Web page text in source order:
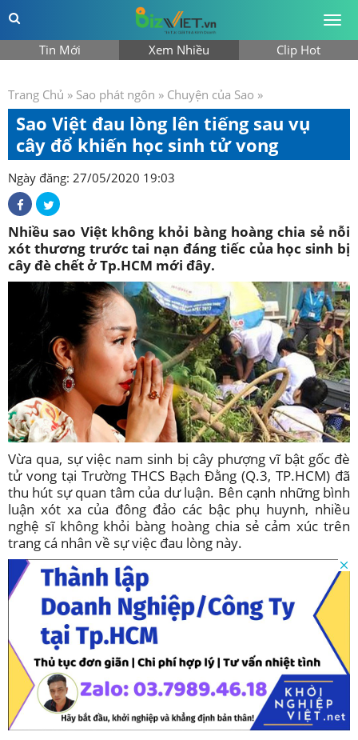
Tin Mới Xem Nhiều Clip Hot
Trang Chủ » Sao phát ngôn » Chuyện của Sao »
Sao Việt đau lòng lên tiếng sau vụ
cây đổ khiến học sinh tử vong
Ngày đăng: 27/05/2020 19:03
Nhiều sao Việt không khỏi bàng hoàng chia sẻ nỗi
xót thương trước tai nạn đáng tiếc của học sinh bị
cây đè chết ở Tp.HCM mới đây.
Vừa qua, sự việc nam sinh bị cây phượng vĩ bật gốc đè
tử vong tại Trường THCS Bạch Đằng (Q.3, TP.HCM) đã
thu hút sự quan tâm của dư luận. Bên cạnh những bình
luận xót xa của đông đảo các bậc phụ huynh, nhiều
nghệ sĩ không khỏi bàng hoàng chia sẻ cảm xúc trên
trang cá nhân về sự việc đau lòng này.